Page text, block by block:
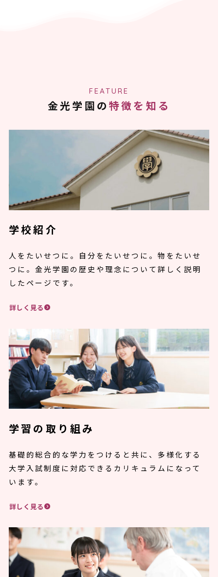
FEATURE
金光学園の 特徴を知る
学校紹介
人をたいせつに。自分をたいせつに。物をたいせ
つに。金光学園の歴史や理念について詳しく説明
したページです。
詳しく見る
学習の取り組み
基礎的総合的な学力をつけると共に、多様化する
大学入試制度に対応できるカリキュラムになって
います。
詳しく見る